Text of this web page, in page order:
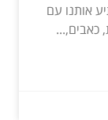
אותנו עם
כאבים,...